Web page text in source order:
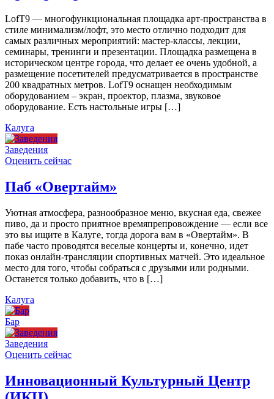
LofT9 — многофункциональная площадка арт-пространства в
стиле минимализм/лофт, это место отлично подходит для
самых различных мероприятий: мастер-классы, лекции,
семинары, тренинги и презентации. Площадка размещена в
историческом центре города, что делает ее очень удобной, а
размещение посетителей предусматривается в пространстве
200 квадратных метров. LofT9 оснащен необходимым
оборудованием – экран, проектор, плазма, звуковое
оборудование. Есть настольные игры […]
Калуга
Заведения
Оценить сейчас
Паб «Овертайм»
Уютная атмосфера, разнообразное меню, вкусная еда, свежее
пиво, да и просто приятное времяпрепровождение — если все
это вы ищите в Калуге, тогда дорога вам в «Овертайм». В
пабе часто проводятся веселые концерты и, конечно, идет
показ онлайн-трансляции спортивных матчей. Это идеальное
место для того, чтобы собраться с друзьями или родными.
Останется только добавить, что в […]
Калуга
Бар
Заведения
Оценить сейчас
Инновационный Культурный Центр